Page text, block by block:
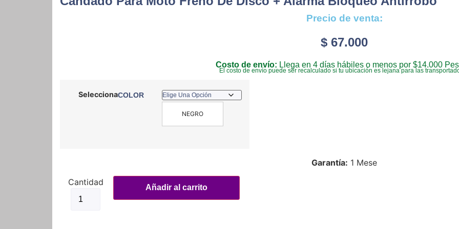
Precio de venta:
$ 67.000
Costo de envío: Llega en 4 días hábiles o menos por $14.000
El costo de envío puede ser recalculado si tu ubicación es lejana para las
COLOR
NEGRO
Garantía: 1 Mese
Candado
Para
Añadir al carrito